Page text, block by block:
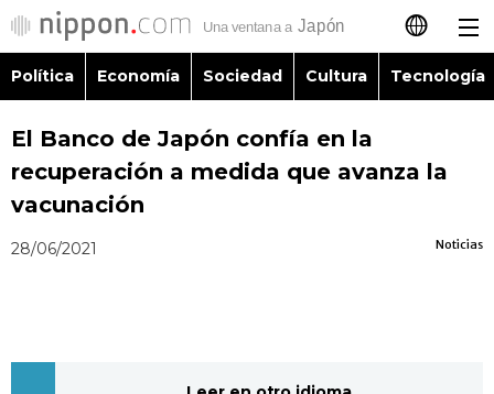
日本語
English
Política
Política Economía Sociedad Cultura Tecnología
El Banco de Japón confía en la
recuperación a medida que avanza la
vacunación
Noticias
28/06/2021